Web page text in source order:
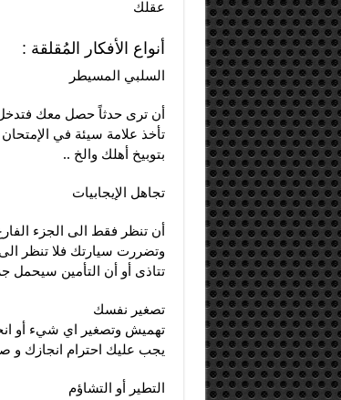
عقلك
أنواع الأفكار المُقلقة :
السلبي المسيطر
أن ترى حدثاً حصل معك فتدخل
تأخذ علامة سيئة في
بتوبيخ أهلك والخ ..
تجاهل الإيجابيات
أن تنظر فقط الى الجزء
وتضررت سيارتك فلا تنظر
تتاذى أو أن التأمين سيحمل
تصغير نفسك
تهميش وتصغير اي شيء أو
يجب عليك احترام انجازك و
التطير أو التشاؤم